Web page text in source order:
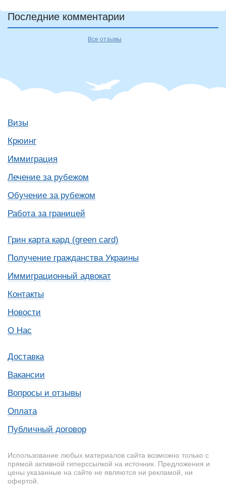
Последние комментарии
Все отзывы
Визы
Крюинг
Иммиграция
Лечение за рубежом
Обучение за рубежом
Работа за границей
Грин карта кард (green card)
Получение гражданства Украины
Иммиграционный адвокат
Контакты
Новости
О Нас
Доставка
Вакансии
Вопросы и отзывы
Оплата
Публичный договор
Использование любых материалов сайта возможно только с
прямой активной гиперссылкой на источник. Предложения и
цены указанные на сайте не являются ни рекламой, ни
офертой.